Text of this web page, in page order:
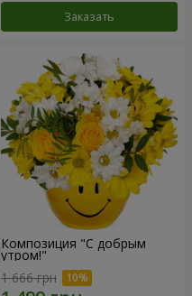
Заказать
Композиция "С добрым
утром!"
1 666 грн